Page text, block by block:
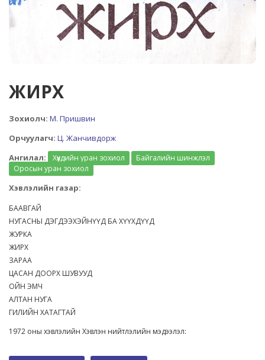
ЖИРХ
Зохиолч: М. Пришвин
Орчуулагч: Ц. Жанчивдорж
Ангилал:
Хүүхдийн уран зохиол
Байгалийн шинжлэл
Оросын уран зохиол
Хэвлэлийн газар:
БААВГАЙ
НУГАСНЫ ДЭГДЭЭХЭЙНҮҮД БА ХҮҮХДҮҮД
ЖУРКА
ЖИРХ
ЗАРАА
ЦАСАН ДООРХ ШУВУУД
ОЙН ЭМЧ
АЛТАН НУГА
ГИЛИЙН ХАТАГТАЙ
1972 оны хэвлэлийн Хэвлэн нийтлэлийн мэдээлэл: